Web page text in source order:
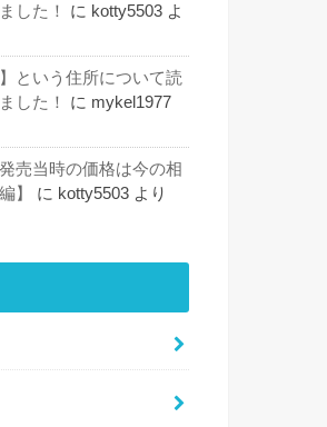
した！
に kotty5503 よ
という住所について読
した！
に mykel1977
売当時の価格は今の相
】
に kotty5503 より